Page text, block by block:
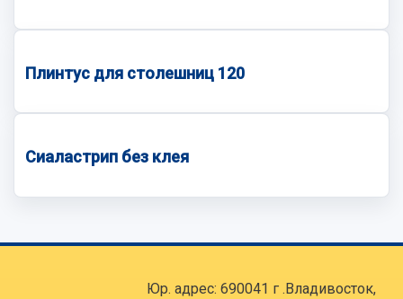
Плинтус для столешниц 120
Сиаластрип без клея
Юр. адрес: 690041 г .Владивосток,